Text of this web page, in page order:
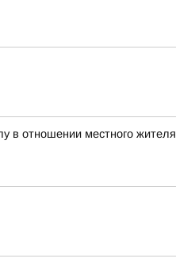
в отношении местного жителя